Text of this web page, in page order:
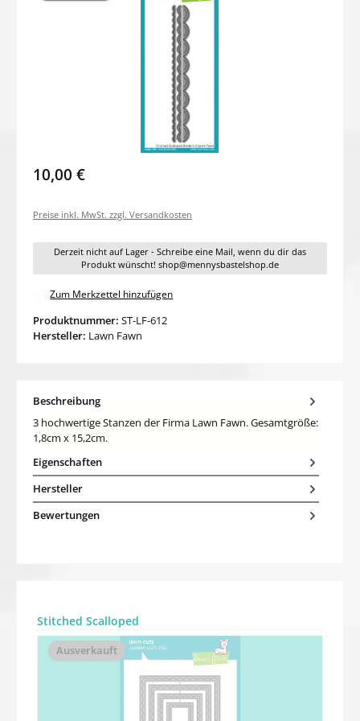
10,00 €
Preise inkl. MwSt. zzgl. Versandkosten
Derzeit nicht auf Lager - Schreibe eine Mail, wenn du dir das
Produkt wünscht! shop@mennysbastelshop.de
Zum Merkzettel hinzufügen
Produktnummer: ST-LF-612
Hersteller: Lawn Fawn
Beschreibung
3 hochwertige Stanzen der Firma Lawn Fawn. Gesamtgröße:
1,8cm x 15,2cm.
Eigenschaften
Hersteller
Bewertungen
Produktgalerie überspringen
Stitched Scalloped
Ausverkauft